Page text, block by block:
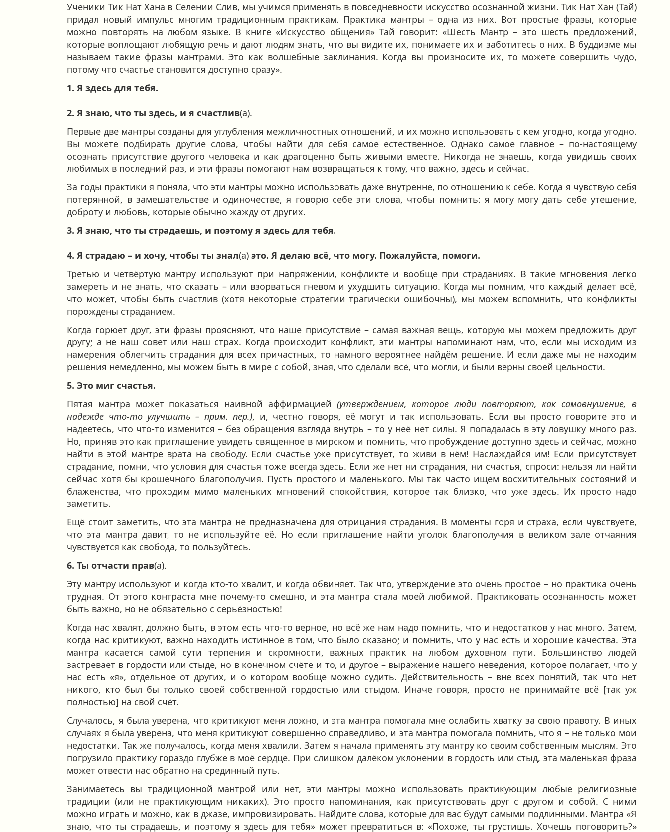
Ученики Тик Нат Хана в Селении Слив, мы учимся применять в повседневности искусство осознанной жизни. Тик Нат Хан (Тай)
придал новый импульс многим традиционным практикам. Практика мантры – одна из них. Вот простые фразы, которые
можно повторять на любом языке. В книге «Искусство общения» Тай говорит: «Шесть Мантр – это шесть предложений,
которые воплощают любящую речь и дают людям знать, что вы видите их, понимаете их и заботитесь о них. В буддизме мы
называем такие фразы мантрами. Это как волшебные заклинания. Когда вы произносите их, то можете совершить чудо,
потому что счастье становится доступно сразу».
1. Я здесь для тебя.
2. Я знаю, что ты здесь, и я счастлив(а).
Первые две мантры созданы для углубления межличностных отношений, и их можно использовать с кем угодно, когда угодно.
Вы можете подбирать другие слова, чтобы найти для себя самое естественное. Однако самое главное – по-настоящему
осознать присутствие другого человека и как драгоценно быть живыми вместе. Никогда не знаешь, когда увидишь своих
любимых в последний раз, и эти фразы помогают нам возвращаться к тому, что важно, здесь и сейчас.
За годы практики я поняла, что эти мантры можно использовать даже внутренне, по отношению к себе. Когда я чувствую себя
потерянной, в замешательстве и одиночестве, я говорю себе эти слова, чтобы помнить: я могу могу дать себе утешение,
доброту и любовь, которые обычно жажду от других.
3. Я знаю, что ты страдаешь, и поэтому я здесь для тебя.
4. Я страдаю – и хочу, чтобы ты знал(а)это. Я делаю всё, что могу. Пожалуйста, помоги.
Третью и четвёртую мантру используют при напряжении, конфликте и вообще при страданиях. В такие мгновения легко
замереть и не знать, что сказать – или взорваться гневом и ухудшить ситуацию. Когда мы помним, что каждый делает всё,
что может, чтобы быть счастлив (хотя некоторые стратегии трагически ошибочны), мы можем вспомнить, что конфликты
порождены страданием.
Когда горюет друг, эти фразы проясняют, что наше присутствие – самая важная вещь, которую мы можем предложить друг
другу; а не наш совет или наш страх. Когда происходит конфликт, эти мантры напоминают нам, что, если мы исходим из
намерения облегчить страдания для всех причастных, то намного вероятнее найдём решение. И если даже мы не находим
решения немедленно, мы можем быть в мире с собой, зная, что сделали всё, что могли, и были верны своей цельности.
5. Это миг счастья.
Пятая мантра может показаться наивной аффирмацией (утверждением, которое люди повторяют, как самовнушение, в
надежде что-то улучшить – прим. пер.), и, честно говоря, её могут и так использовать. Если вы просто говорите это и
надеетесь, что что-то изменится – без обращения взгляда внутрь – то у неё нет силы. Я попадалась в эту ловушку много раз.
Но, приняв это как приглашение увидеть священное в мирском и помнить, что пробуждение доступно здесь и сейчас, можно
найти в этой мантре врата на свободу. Если счастье уже присутствует, то живи в нём! Наслаждайся им! Если присутствует
страдание, помни, что условия для счастья тоже всегда здесь. Если же нет ни страдания, ни счастья, спроси: нельзя ли найти
сейчас хотя бы крошечного благополучия. Пусть простого и маленького. Мы так часто ищем восхитительных состояний и
блаженства, что проходим мимо маленьких мгновений спокойствия, которое так близко, что уже здесь. Их просто надо
заметить.
Ещё стоит заметить, что эта мантра не предназначена для отрицания страдания. В моменты горя и страха, если чувствуете,
что эта мантра давит, то не используйте её. Но если приглашение найти уголок благополучия в великом зале отчаяния
чувствуется как свобода, то пользуйтесь.
6. Ты отчасти прав(а).
Эту мантру используют и когда кто-то хвалит, и когда обвиняет. Так что, утверждение это очень простое – но практика очень
трудная. От этого контраста мне почему-то смешно, и эта мантра стала моей любимой. Практиковать осознанность может
быть важно, но не обязательно с серьёзностью!
Когда нас хвалят, должно быть, в этом есть что-то верное, но всё же нам надо помнить, что и недостатков у нас много. Затем,
когда нас критикуют, важно находить истинное в том, что было сказано; и помнить, что у нас есть и хорошие качества. Эта
мантра касается самой сути терпения и скромности, важных практик на любом духовном пути. Большинство людей
застревает в гордости или стыде, но в конечном счёте и то, и другое – выражение нашего неведения, которое полагает, что у
нас есть «я», отдельное от других, и о котором вообще можно судить. Действительность – вне всех понятий, так что нет
никого, кто был бы только своей собственной гордостью или стыдом. Иначе говоря, просто не принимайте всё [так уж
полностью] на свой счёт.
Случалось, я была уверена, что критикуют меня ложно, и эта мантра помогала мне ослабить хватку за свою правоту. В иных
случаях я была уверена, что меня критикуют совершенно справедливо, и эта мантра помогала помнить, что я – не только мои
недостатки. Так же получалось, когда меня хвалили. Затем я начала применять эту мантру ко своим собственным мыслям. Это
погрузило практику гораздо глубже в моё сердце. При слишком далёком уклонении в гордость или стыд, эта маленькая фраза
может отвести нас обратно на срединный путь.
Занимаетесь вы традиционной мантрой или нет, эти мантры можно использовать практикующим любые религиозные
традиции (или не практикующим никаких). Это просто напоминания, как присутствовать друг с другом и собой. С ними
можно играть и можно, как в джазе, импровизировать. Найдите слова, которые для вас будут самыми подлинными. Мантра «Я
знаю, что ты страдаешь, и поэтому я здесь для тебя» может превратиться в: «Похоже, ты грустишь. Хочешь поговорить?»